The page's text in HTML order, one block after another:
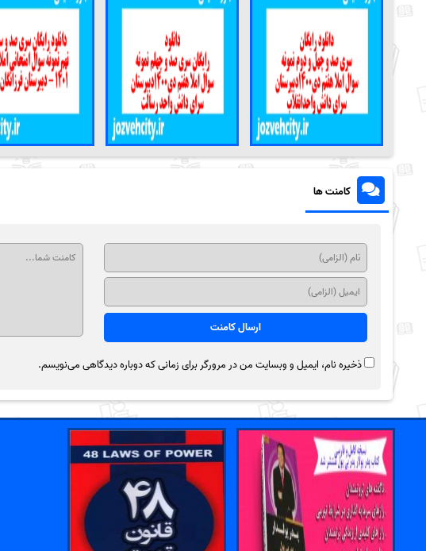
کامنت ها
ذخیره نام، ایمیل و وبسایت من در مرورگر برای زمانی که دوباره دیدگاهی می‌نویسم.